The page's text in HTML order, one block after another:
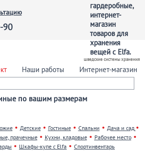
90
шведские системы хранения
Наши работы Интернет-магазин
по вашим размерам
• Детские • Гостиные • Спальни • Дача и сад •
прачечные • Кухни, кладовые • Рабочее место •
• Шкафы-купе с Elfa • Спортинвентарь